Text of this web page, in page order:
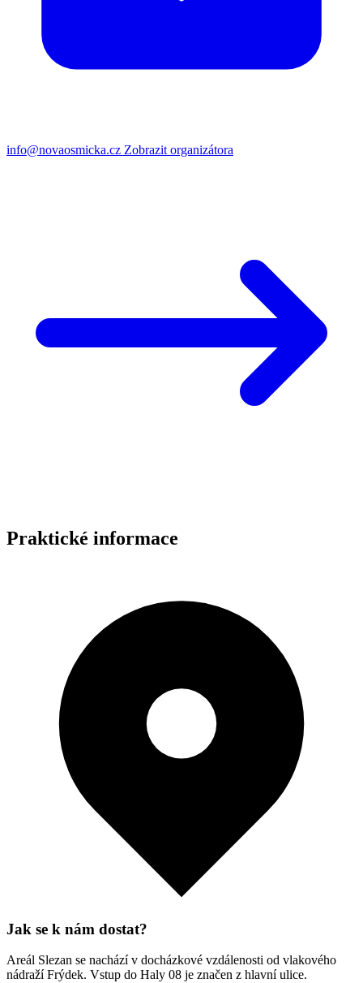
info@novaosmicka.cz Zobrazit organizátora
Praktické informace
Jak se k nám dostat?
Areál Slezan se nachází v docházkové vzdálenosti od vlakového
nádraží Frýdek. Vstup do Haly 08 je značen z hlavní ulice.